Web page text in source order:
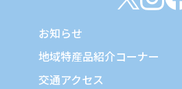
お知らせ
地域特産品紹介コーナー
交通アクセス